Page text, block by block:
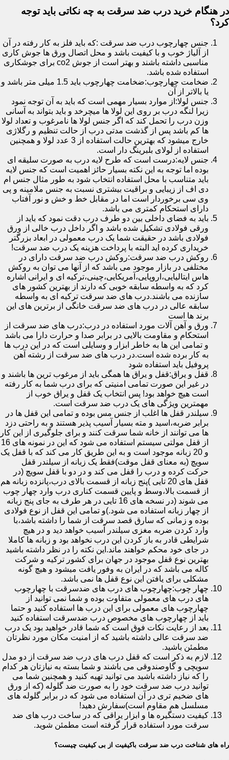
در هنگام خرید درب ضد سرقت به چه نکاتی باید توجه
کرد؟
جنس چهارچوب درب ضد سرقت :که باید فلز به کار رفته در آن
از آلیاژ خوب و با کیفیت باشد و محل اتصال ورق ها جوش کاری
مناسبی داشته باشند و بهتر است از جوش co2 برای جوشکاری
استفاده شده باشد.
ضخامت چهارچوب:ضخامت چهارچوب باید 1.5 میلی متر باشد و
یا بالاتر از آن
جنس لولا:از موارد بسیار مهمی است که باید به آن توجه نمود
زیرا لنگه درب بر روی این لولا ها میچرخد و باید بتواند به آسانی
وزن درب را تحمل کند که اگر جنس لولا ها نامرغوب و تعداد لولا
ها کم باشد پس از گذشت مدتی درب از حالت تنظیم و رگلاژی
خارج میشود که بهترین حالت استفاده از 3 عدد لولا و همچنین
استفاده از لولای بلبرینگ دار است.
جنس لایه:درست است که طرح لایه درب به صورت سلیقه ای
بوده اما توجه به این نکته بسیار حائز اهمیت است که جنس لایه
باید متناسب با محل استفاده انتخاب شود به طور مثال جنس ام
دی اف از زیبایی و براقیت بیشتری نسبت به جنس ملامینه و پی
وی سی برخوردار است اما در مقابل خط و خش و نور آفتاب
دارای استحکام کمتری می باشد.
باید به فضای داخلی بین دو طرف درب دقت نمود که باید از
ورقی فولادی تشکیل شده باشد و اگر داخل درب خالی از ورق
فولادی باشد در حقیقت شما یک درب معمولی در ابعاد بزرگتر
خریداری کرده اید البته با پرداخت هزینه یک درب ضد سرقت!
روکش درب ضد سرقت:روکش درب ضد سرقت دارای در
مختلفی در بازار موجود می باشد که از آنها می توان به روکش
هاس ایتالیایی،اروپایی،آمریکایی،چینی،ترکیه ای و ایرانی اشاره
کرد که به واسطه سابقه خوبی که دارند از بهترین کشور های
سازنده می باشند.درب های ضد سرقت ترکیه ای به واسطه
سابقه عالی در درب های ضد سرقت خانگی از برترین های این
برند ها است
ورق و آهن آلات مورد استفاده در درب:درب های ضد سرقت از
استحکام و مقاومت بالایی در برابر صدا و حرارت دارا می باشد
و تمامی این ها به خاطر ابزار و وسایلی است که در این درب ها
به کار برده شده است.در درب های ضد سرقت از رشته آهن
پروفیل باید استفاده شود
قفل و یراق:قفل و یراق ها همگی باید از مرغوب ترین ها باشند و
در غیر این صورت تمامی امنیتی که برای درب شما به کار رفته
است هیچ خواهد بود! پس انتخاب یک قفل و یراق خوب از
مهمترین ویژگی های یک درب ضد سرقت است.
سیلندر قفل ها اغلب از جنس مس بوده و تمامی این قفل ها در
برابر ضربه،اسید و مته بسیار آسیب پذیر هستند و به راحتی دزد
ها می توانند از خانه شما سرقت کنند و برای جلوگیری از این کار
از قفل مولتی سیستم استفاده می شود که این در نمونه های 16
و 20 زبانه موجود است و به این طریق کار می کند که با قفل یک
سویچ (به معنای قفل موقت)فقط یک زبانه از سیلندر قفل
حرکت کرده و درب را قفل می کند و در دو با قفل سویچ (در
قفل های 20 تایی )پنج زبانه از قسمت بالای درب،پانزده زبانه هم
از قسمت بالا،وسط و پایین قسمت کناری درب وارد چهار چوب
می شوند (در نسخه های 16 تایی در هر طرف به جای پنج زبانه
از چهار زبانه استفاده می شود.)و تمامی این قفل از نوع فولادی
بوده و زمانی که سارق قصد سرقت از شما را داشته باشد،با
وارد کردن ضربه مغزی سیلندر آسیب خواهد دید و در هیچ
شرایطی قادر به باز کردن این درب نخواهد بود و زبانه ها کاملا
در جای خود محکم خواهند ماند.این نکته را در نظر داشته باشید
بهترین نوع قفل موجود در جهان برای کشور ترکیه و شرکت
کاله می باشد که در ایران به وفور یافت میشود و هیچ گونه
مشکلی برای یافتن این نوع قفل ها نمی باشد.
چهار چوب:چهارچوب های درب های ضدسرقت با چهارچوب
های درب های معمولی متفاوت بوده و شما نمی توانید از
چهارچوب های معمولی برای این درب ها استفاده کنید و حتما
باید از چهارچوب های مخصوص درب ضدسرقت استفاده کنید
بعد از رعایت نکات فوق است که شما قادر خواهید بود یک درب
ضد سرقت عالی داشته باشید که از امنیت مکان مورد نظرتان
مطمئن باشید.
لازم به ذکر است که قفل درب های درب ضد سرقت از دو مدل
سویچی و گاوصندوقی می باشند و شما بسته به نیازتان هر کدام
را که نیاز داشته باشید می توانید تهیه کنید و همچنین شما می
توانید درب ضد سرقت خود را به صورت ضد گلوله (که از ورق
های ضخیم تری در آن استفاده می شود که در برابر گلوله های
مسلسل هم مقاوم است)سفارش دهید!
کیفیت دستگیره ها و ابزار یراقی که در ساخت درب های ضد
سرقت مورد استفاده قرار گرفته است مطمئن شوید.
راه های شناخت درب ضد سرقت باکیفیت از بی کیفیت چیست؟